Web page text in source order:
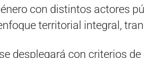
con distintos actores
territorial integral,
desplegará con criterios